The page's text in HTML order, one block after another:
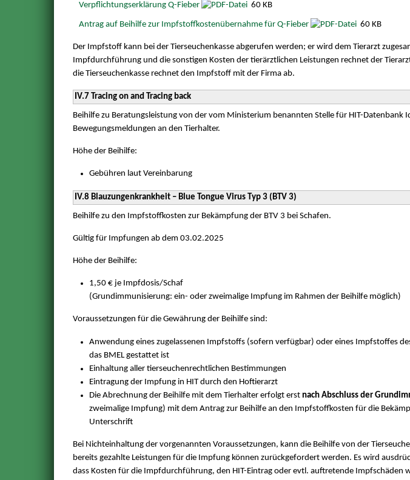
Verpflichtungserklärung Q-Fieber 60 KB
Antrag auf Beihilfe zur Impfstoffkostenübernahme für Q-Fieber 60 KB
Der Impfstoff kann bei der Tierseuchenkasse abgerufen werden; er wird dem Tierarzt
Impfdurchführung und die sonstigen Kosten der tierärztlichen Leistungen rechnet der
die Tierseuchenkasse rechnet den Impfstoff mit der Firma ab.
IV.7 Tracing on and Tracing back
Beihilfe zu Beratungsleistung von der vom Ministerium benannten Stelle für HIT-Datenbank
Bewegungsmeldungen an den Tierhalter.
Höhe der Beihilfe:
Gebühren laut Vereinbarung
IV.8 Blauzungenkrankheit – Blue Tongue Virus Typ 3 (BTV 3)
Beihilfe zu den Impfstoffkosten zur Bekämpfung der BTV 3 bei Schafen.
Gültig für Impfungen ab dem 03.02.2025
Höhe der Beihilfe:
1,50 € je Impfdosis/Schaf
(Grundimmunisierung: ein- oder zweimalige Impfung im Rahmen der Beihilfe möglich)
Voraussetzungen für die Gewährung der Beihilfe sind:
Anwendung eines zugelassenen Impfstoffs (sofern verfügbar) oder eines Impfstoffes
das BMEL gestattet ist
Einhaltung aller tierseuchenrechtlichen Bestimmungen
Eintragung der Impfung in HIT durch den Hoftierarzt
Die Abrechnung der Beihilfe mit dem Tierhalter erfolgt erst nach Abschluss der
zweimalige Impfung) mit dem Antrag zur Beihilfe an den Impfstoffkosten für die
Unterschrift
Bei Nichteinhaltung der vorgenannten Voraussetzungen, kann die Beihilfe von der
bereits gezahlte Leistungen für die Impfung können zurückgefordert werden. Es wird
dass Kosten für die Impfdurchführung, den HIT-Eintrag oder evtl. auftretende Impfschäden